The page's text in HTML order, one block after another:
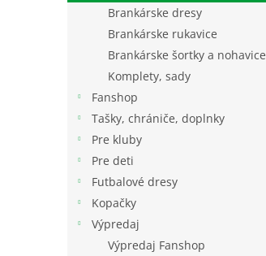
Brankárske dresy
Brankárske rukavice
Brankárske šortky a nohavice
Komplety, sady
Fanshop
Tašky, chrániče, doplnky
Pre kluby
Pre deti
Futbalové dresy
Kopačky
Výpredaj
Výpredaj Fanshop